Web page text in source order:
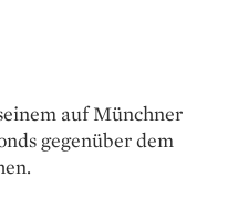
auf Münchner
gegenüber dem